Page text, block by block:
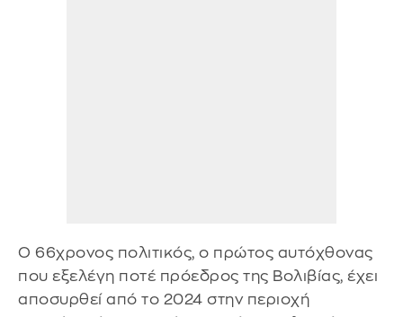
Ο 66χρονος πολιτικός, ο πρώτος αυτόχθονας
που εξελέγη ποτέ πρόεδρος της Βολιβίας, έχει
αποσυρθεί από το 2024 στην περιοχή